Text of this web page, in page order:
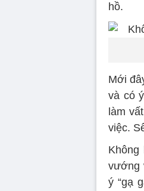
hồ.
Mới
và có
làm
việc.
vướng
ý “gạ